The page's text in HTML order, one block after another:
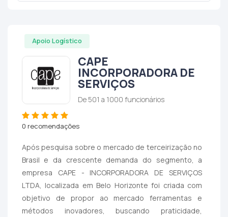
Apoio Logístico
CAPE
INCORPORADORA DE
SERVIÇOS
De 501 a 1000 funcionários
0 recomendações
Após pesquisa sobre o mercado de terceirização no
Brasil e da crescente demanda do segmento, a
empresa CAPE - INCORPORADORA DE SERVIÇOS
LTDA, localizada em Belo Horizonte foi criada com
objetivo de propor ao mercado ferramentas e
métodos inovadores, buscando praticidade,